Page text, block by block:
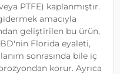
PTFE) kaplanmıştır.
amacıyla
geliştirilen bu ürün,
Florida eyaleti,
sonrasında bile iç
korur. Ayrıca